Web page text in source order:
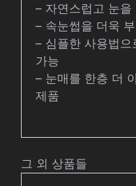
– 자연스럽고 눈
– 속눈썹을 더욱
– 심플한 사용법
가능
– 눈매를 한층 더
제품
그 외 상품들